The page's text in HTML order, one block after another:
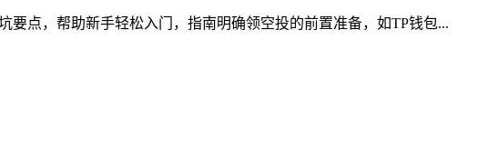
要点，帮助新手轻松入门，指南明确领空投的前置准备，如TP钱包...